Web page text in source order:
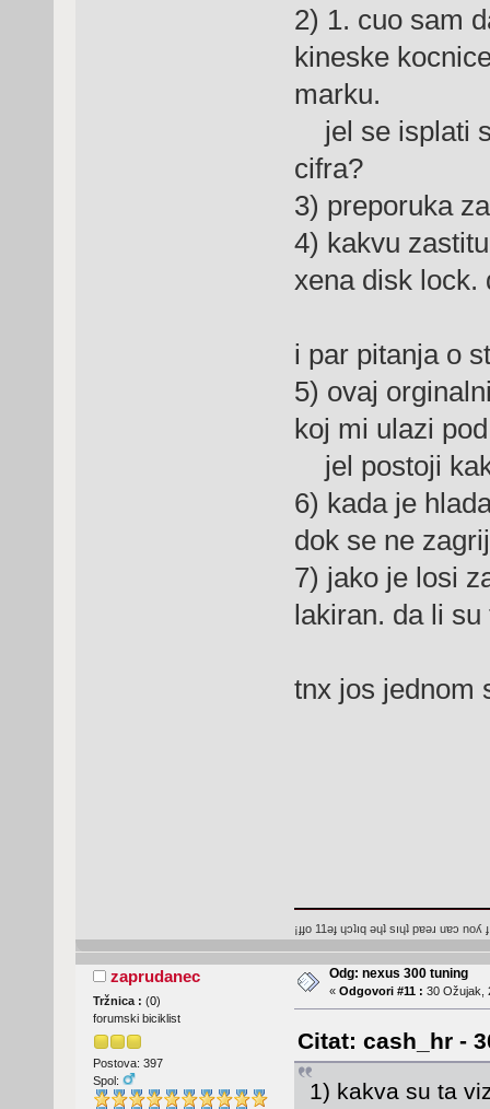
2) 1. cuo sam
kineske
marku.
jel se isplati
cifra?
3) preporuka
4) kakvu
xena disk lock.
i par pitanja o
5) ovaj
koj mi ulazi
jel postoji
6) kada je
dok se ne
7) jako je losi
lakiran. da li
tnx jos
¡ɟɟo 11ǝɟ ɥɔʇıq ǝɥʇ sıɥʇ pɐǝɹ uɐɔ noʎ
zaprudanec
Tržnica : (0)
forumski biciklist
Postova: 397
Spol:
Odg: nexus 300 tuning
« Odgovori #11 : 30 Ožujak,
Citat: cash_hr -
1) kakva su ta